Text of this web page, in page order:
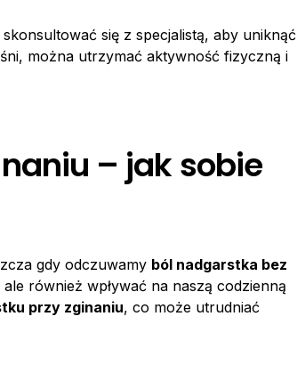
skonsultować się z specjalistą, aby uniknąć
można utrzymać aktywność fizyczną i
– jak sobie
gdy odczuwamy ból nadgarstka bez
również wpływać na naszą codzienną
przy zginaniu, co może utrudniać